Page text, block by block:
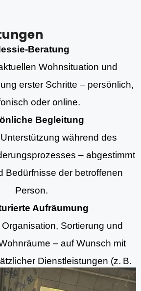
Beratung
Wohnsituation und
erster Schritte – persönlich,
oder online.
Begleitung
während des
– abgestimmt
Bedürfnisse der betroffenen
Person.
Aufräumung
Sortierung und
– auf Wunsch mit
Dienstleistungen (z. B.
und